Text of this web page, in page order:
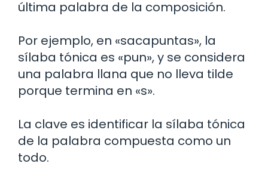
última palabra de la composición.
Por ejemplo, en «sacapuntas», la
sílaba tónica es «pun», y se considera
una palabra llana que no lleva tilde
porque termina en «s».
La clave es identificar la sílaba tónica
de la palabra compuesta como un
todo.